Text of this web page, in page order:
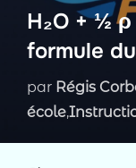
H₂O + ½ ρ
formule
par Régis
école,